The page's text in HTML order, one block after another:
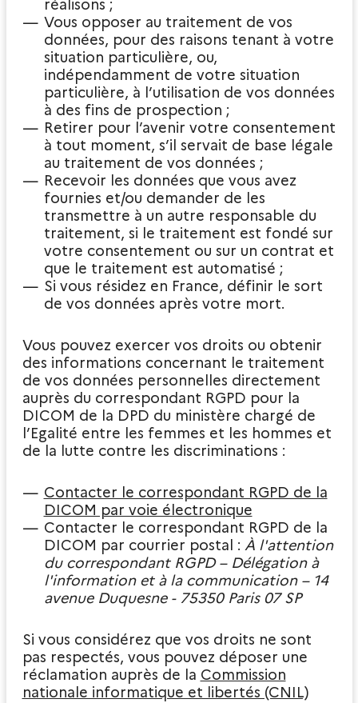
réalisons ;
Vous opposer au traitement de vos
données, pour des raisons tenant à votre
situation particulière, ou,
indépendamment de votre situation
particulière, à l’utilisation de vos données
à des fins de prospection ;
Retirer pour l’avenir votre consentement
à tout moment, s’il servait de base légale
au traitement de vos données ;
Recevoir les données que vous avez
fournies et/ou demander de les
transmettre à un autre responsable du
traitement, si le traitement est fondé sur
votre consentement ou sur un contrat et
que le traitement est automatisé ;
Si vous résidez en France, définir le sort
de vos données après votre mort.
Vous pouvez exercer vos droits ou obtenir
des informations concernant le traitement
de vos données personnelles directement
auprès du correspondant RGPD pour la
DICOM de la DPD du ministère chargé de
l’Egalité entre les femmes et les hommes et
de la lutte contre les discriminations :
Contacter le correspondant RGPD de la
DICOM par voie électronique
Contacter le correspondant RGPD de la
DICOM par courrier postal : À l'attention
du correspondant RGPD – Délégation à
l'information et à la communication – 14
avenue Duquesne - 75350 Paris 07 SP
Si vous considérez que vos droits ne sont
pas respectés, vous pouvez déposer une
réclamation auprès de la Commission
nationale informatique et libertés (CNIL)